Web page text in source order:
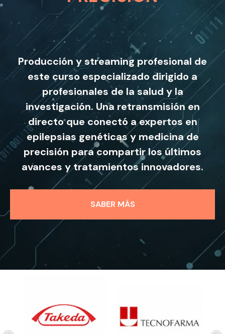
Producción y streaming profesional de
este curso especializado dirigido a
profesionales de la salud y la
investigación. Una retransmisión en
directo que conectó a expertos en
epilepsias genéticas y medicina de
precisión para compartir los últimos
avances y tratamientos innovadores.
SABER MÁS
Evento
Tipo de Evento